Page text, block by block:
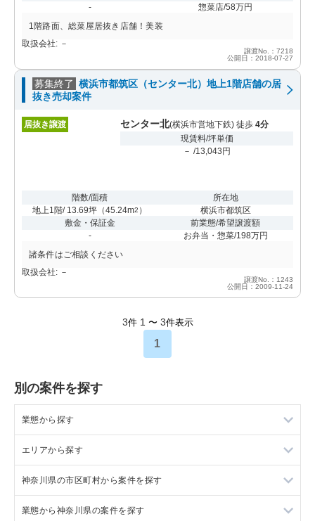
-
惣菜店/58万円
1階路面、総菜屋居抜き店舗！美装
取扱会社: －
譲渡No.：7218
公開日：2018-07-27
募集終了 横浜市都筑区（センター北）地上1階店舗の居
抜き売却案件
居抜き譲渡 センター北(横浜市営地下鉄) 徒歩 4分
現賃料/坪単価
－ /13,043円
階数/面積
地上1階/ 13.69坪 （45.24m2 ）
所在地
横浜市都筑区
敷金・保証金
-
前業態/希望譲渡額
お弁当・惣菜/198万円
諸条件はご相談ください
取扱会社: －
譲渡No.：1243
公開日：2009-11-24
3件 1 〜 3件表示
1
別の案件を探す
業態から探す
ラーメンの居抜き売却物件の案件一覧
フランス料理の居抜き売却物件の案件一覧
イタリア料理の居抜き売却物件の案件一覧
エリアから探す
東京23区の飲食店の居抜き売却物件の案件一覧
東京都下の飲食店の居抜き売却物件の案件一覧
神奈川県の市区町村から案件を探す
大和市の飲食店の居抜き売却物件の案件一覧
業態から神奈川県の案件を探す